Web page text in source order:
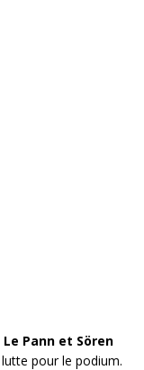
Le Pann et Sören
pour le podium.